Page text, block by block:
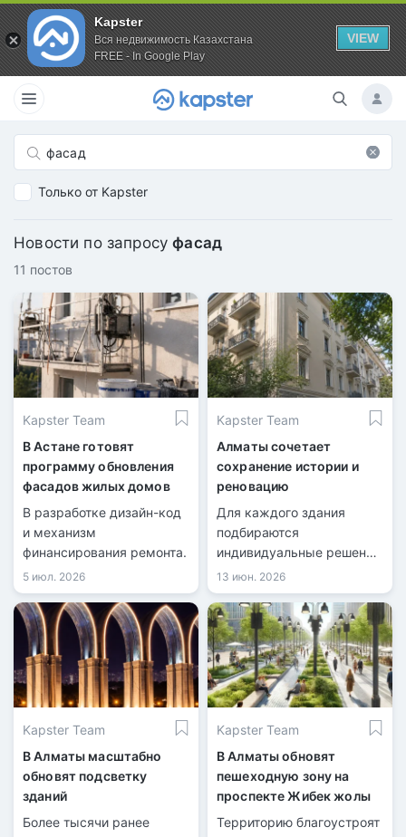
Kapster
Вся недвижимость Казахстана
FREE - In Google Play
VIEW
Только от Kapster
Новости по запросуфасад
11 постов
Kapster Team
В Астане готовят
программу обновления
фасадов жилых домов
В разработке дизайн-код
и механизм
финансирования ремонта.
5 июл. 2026
Kapster Team
Алматы сочетает
сохранение истории и
реновацию
Для каждого здания
подбираются
индивидуальные решения
по ремонту фасадов.
13 июн. 2026
Kapster Team
В Алматы масштабно
обновят подсветку
зданий
Более тысячи ранее
Kapster Team
В Алматы обновят
пешеходную зону на
проспекте Жибек жолы
Территорию благоустроят